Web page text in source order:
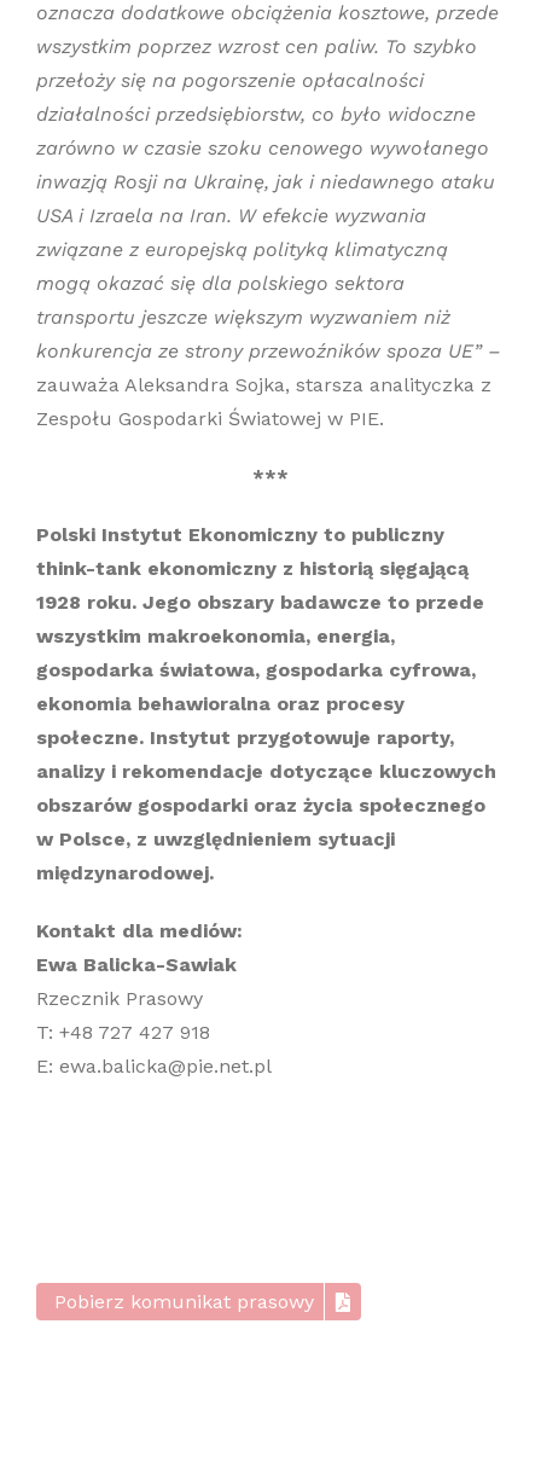
oznacza dodatkowe obciążenia kosztowe, przede
wszystkim poprzez wzrost cen paliw. To szybko
przełoży się na pogorszenie opłacalności
działalności przedsiębiorstw, co było widoczne
zarówno w czasie szoku cenowego wywołanego
inwazją Rosji na Ukrainę, jak i niedawnego ataku
USA i Izraela na Iran. W efekcie wyzwania
związane z europejską polityką klimatyczną
mogą okazać się dla polskiego sektora
transportu jeszcze większym wyzwaniem niż
konkurencja ze strony przewoźników spoza UE” –
zauważa Aleksandra Sojka, starsza analityczka z
Zespołu Gospodarki Światowej w PIE.
***
Polski Instytut Ekonomiczny to publiczny
think-tank ekonomiczny z historią sięgającą
1928 roku. Jego obszary badawcze to przede
wszystkim makroekonomia, energia,
gospodarka światowa, gospodarka cyfrowa,
ekonomia behawioralna oraz procesy
społeczne. Instytut przygotowuje raporty,
analizy i rekomendacje dotyczące kluczowych
obszarów gospodarki oraz życia społecznego
w Polsce, z uwzględnieniem sytuacji
międzynarodowej.
Kontakt dla mediów:
Ewa Balicka-Sawiak
Rzecznik Prasowy
T: +48 727 427 918
E: ewa.balicka@pie.net.pl
Pobierz komunikat prasowy